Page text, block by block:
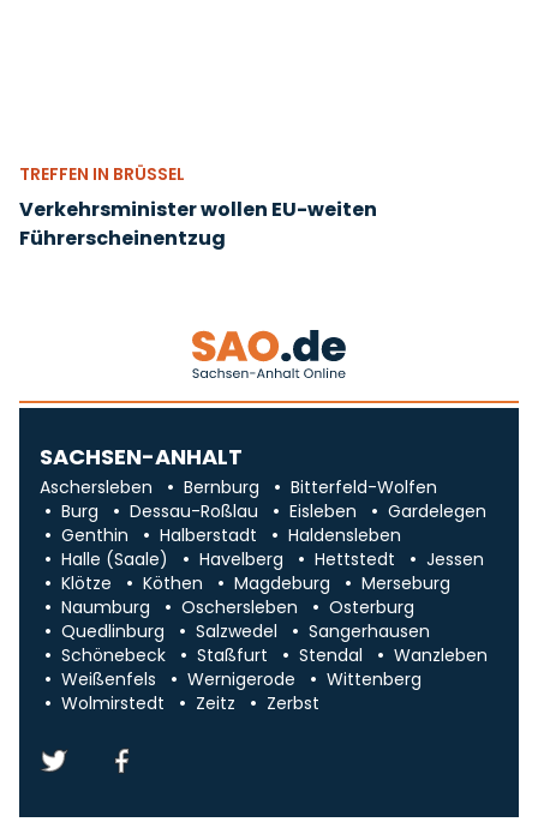
TREFFEN IN BRÜSSEL
Verkehrsminister wollen EU-weiten
Führerscheinentzug
SACHSEN-ANHALT
Aschersleben Bernburg
Bitterfeld-Wolfen
Burg
Dessau-Roßlau Eisleben
Gardelegen
Genthin
Halberstadt
Haldensleben
Halle (Saale)
Havelberg Hettstedt
Jessen
Klötze
Köthen Magdeburg
Merseburg
Naumburg
Oschersleben
Osterburg
Quedlinburg
Salzwedel
Sangerhausen
Schönebeck
Staßfurt Stendal
Wanzleben
Weißenfels
Wernigerode
Wittenberg
Wolmirstedt
Zeitz Zerbst